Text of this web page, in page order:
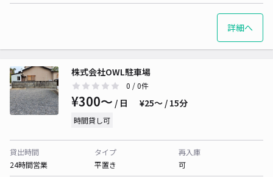
詳細へ
株式会社OWL駐車場
0 / 0件
¥300〜 / 日 ¥25〜 / 15分
時間貸し可
貸出時間
24時間営業
タイプ
平置き
再入庫
可